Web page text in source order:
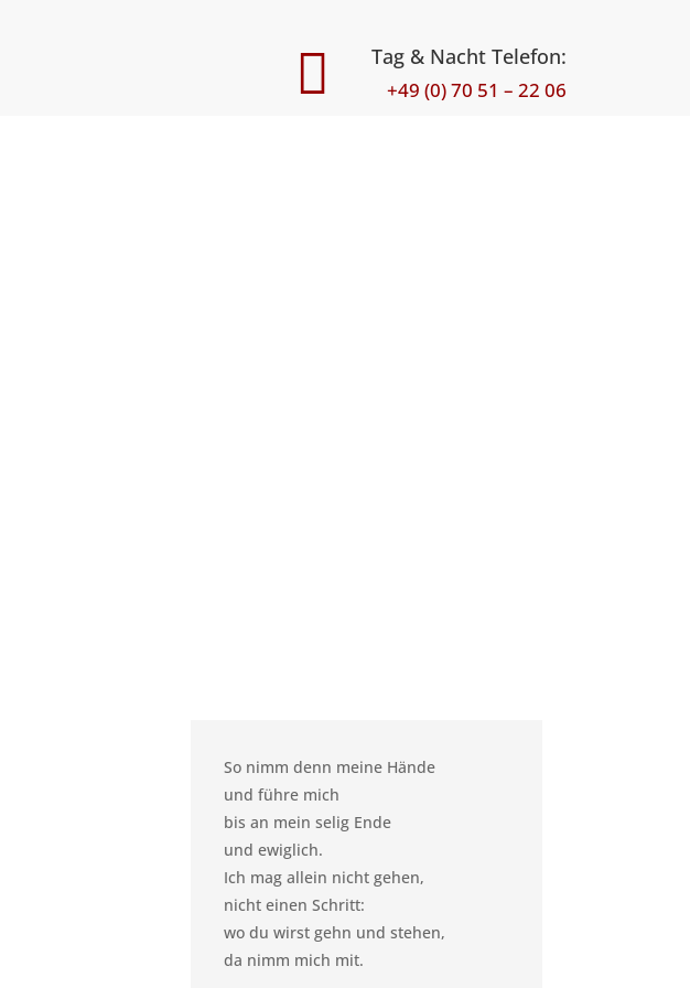
 Tag & Nacht Telefon:
+49 (0) 70 51 – 22 06
So nimm denn meine Hände
und führe mich
bis an mein selig Ende
und ewiglich.
Ich mag allein nicht gehen,
nicht einen Schritt:
wo du wirst gehn und stehen,
da nimm mich mit.